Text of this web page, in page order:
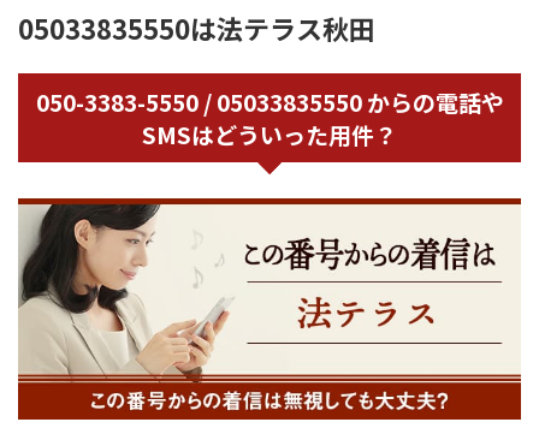
05033835550は法テラス秋田
050-3383-5550 / 05033835550 からの電話や
SMSはどういった用件？